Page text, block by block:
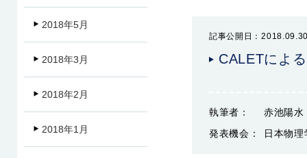
記事公開日：
CALETによ
執筆者：
赤池陽水
発表機会：
日本物
2018年5月
2018年3月
2018年2月
2018年1月